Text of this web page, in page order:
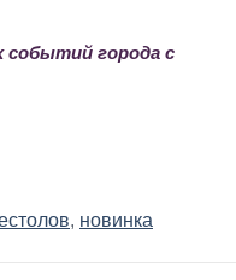
событий города с
, новинка